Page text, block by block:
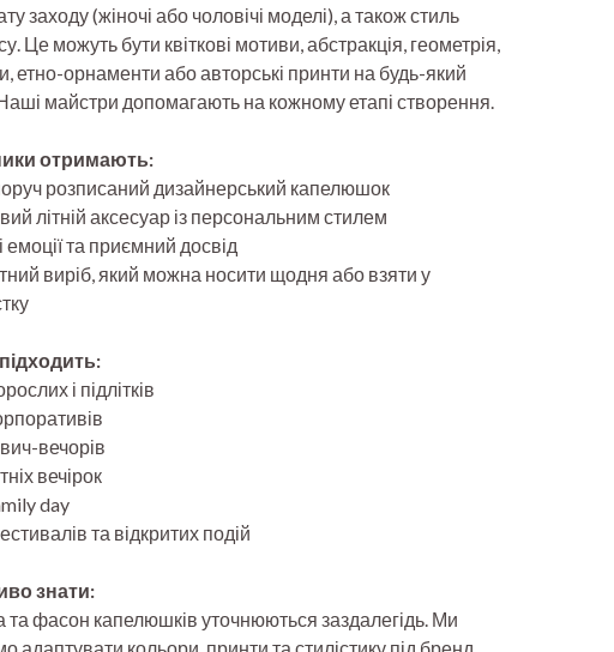
заходу (жіночі або чоловічі моделі), а також стиль
Це можуть бути квіткові мотиви, абстракція, геометрія,
етно-орнаменти або авторські принти на будь-який
майстри допомагають на кожному етапі створення.
отримають:
розписаний дизайнерський капелюшок
літній аксесуар із персональним стилем
емоції та приємний досвід
виріб, який можна носити щодня або взяти у
і підлітків
вечорів
вечірок
day
та відкритих подій
знати:
фасон капелюшків уточнюються заздалегідь. Ми